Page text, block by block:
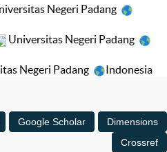
Negeri Padang
Universitas Negeri Padang
Negeri Padang Indonesia